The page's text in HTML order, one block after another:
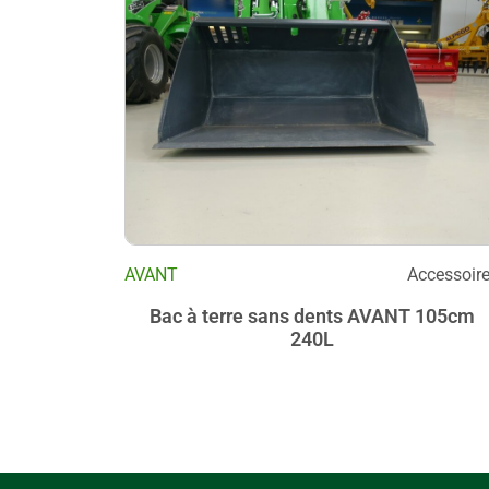
AVANT
Bac à terre sans dents AVANT 105cm
240L